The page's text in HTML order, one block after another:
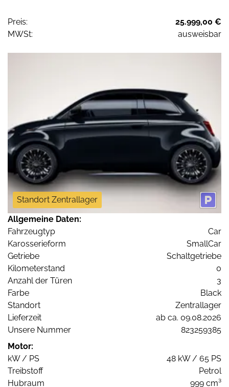
Preis:
25.999,00 €
MWSt:
ausweisbar
Standort Zentrallager
Allgemeine Daten:
Fahrzeugtyp
Car
Karosserieform
SmallCar
Getriebe
Schaltgetriebe
Kilometerstand
0
Anzahl der Türen
3
Farbe
Black
Standort
Zentrallager
Lieferzeit
ab ca. 09.08.2026
Unsere Nummer
823259385
Motor:
kW / PS
48 kW / 65 PS
Treibstoff
Petrol
Hubraum
999 cm³